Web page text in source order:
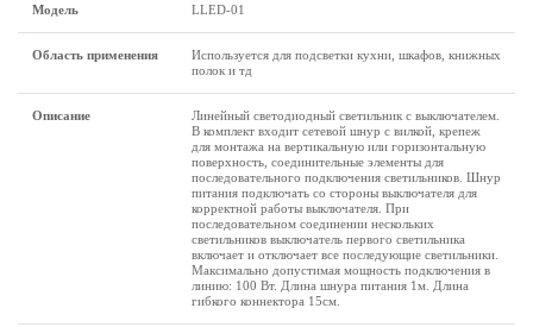
Модель LLED-01
Область применения
Используется для подсветки кухни, шкафов, книжных
полок и тд
Описание
Линейный светодиодный светильник с выключателем.
В комплект входит сетевой шнур с вилкой, крепеж
для монтажа на вертикальную или горизонтальную
поверхность, соединительные элементы для
последовательного подключения светильников. Шнур
питания подключать со стороны выключателя для
корректной работы выключателя. При
последовательном соединении нескольких
светильников выключатель первого светильника
включает и отключает все последующие светильники.
Максимально допустимая мощность подключения в
линию: 100 Вт. Длина шнура питания 1м. Длина
гибкого коннектора 15см.